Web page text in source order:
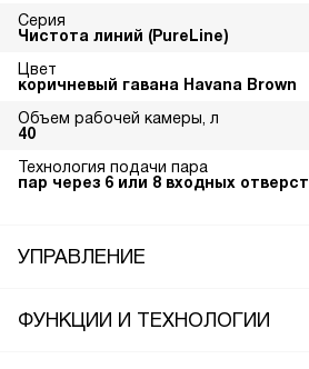
Серия
Чистота линий (PureLine)
Цвет
коричневый гавана Havana Brown
Объем рабочей камеры, л
40
Технология подачи пара
пар через 6 или 8 входных
УПРАВЛЕНИЕ
ФУНКЦИИ И ТЕХНОЛОГИИ